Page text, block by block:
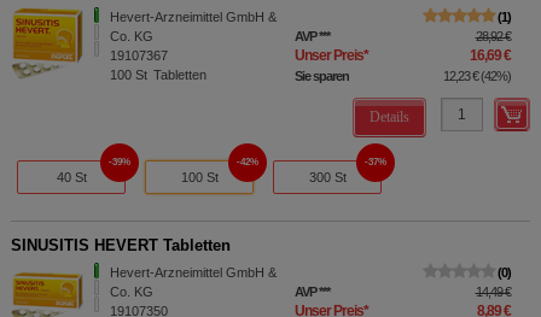
Hevert-Arzneimittel GmbH &
Co. KG
19107367
100 St Tabletten
1
AVP*** 28,92 €
Unser Preis* 16,69 €
Sie sparen 12,23 €(42%)
Details
40 St
39%
100 St
42%
300 St
37%
SINUSITIS HEVERT Tabletten
Hevert-Arzneimittel GmbH &
Co. KG
19107350
0
AVP*** 14,49 €
Unser Preis* 8,89 €